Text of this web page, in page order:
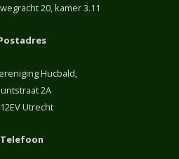
20, kamer 3.11
Hucbald,
2A
Utrecht
Telefoon